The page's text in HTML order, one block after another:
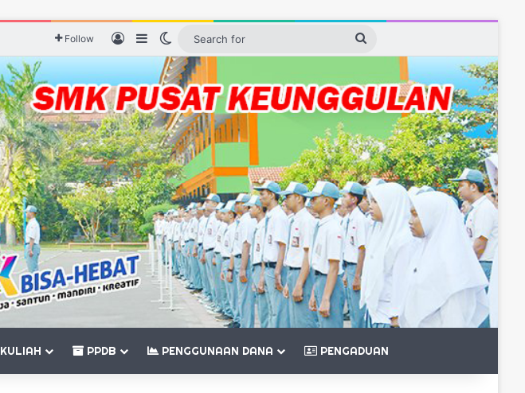
Follow Log InSidebarSwitch skin
Search
KULIAH PPDB PENGGUNAAN DANA PENGADUAN